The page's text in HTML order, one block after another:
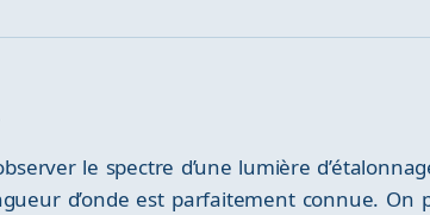
le spectre d’une lumière
d’onde est parfaitement connue. On